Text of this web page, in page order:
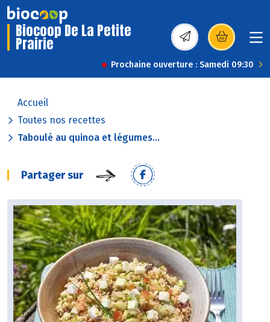
Biocoop De La Petite
Prairie (s’ouvre dans une
Prochaine ouverture : Samedi 09:30
Accueil
Toutes nos recettes
Taboulé au quinoa et légumes...
Partager sur